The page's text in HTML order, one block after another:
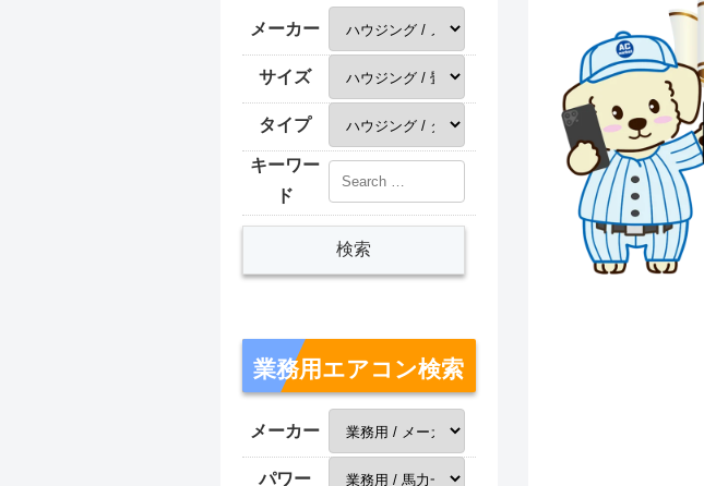
メーカー
サイズ
タイプ
キーワー
ド
業務用エアコン検索
メーカー
パワー